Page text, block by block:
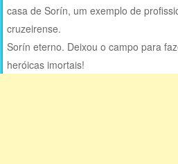
casa de Sorín, um exemplo de
cruzeirense.
Sorín eterno. Deixou o campo para
heróicas imortais!